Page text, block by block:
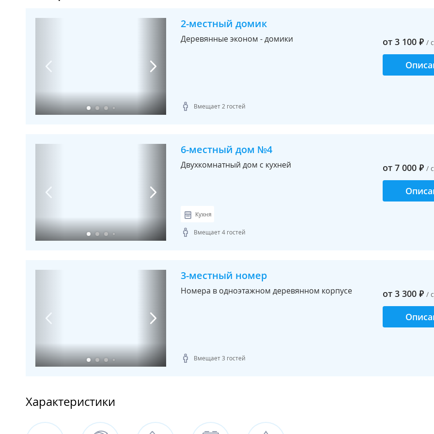
2-местный домик
Деревянные эконом - домики
Вмещает 2 гостей
от 3 100 ₽ /
6-местный дом №4
Двухкомнатный дом с кухней
Кухня
Вмещает 4 гостей
от 7 000 ₽ /
3-местный номер
Номера в одноэтажном деревянном корпусе
Вмещает 3 гостей
от 3 300 ₽ /
Характеристики